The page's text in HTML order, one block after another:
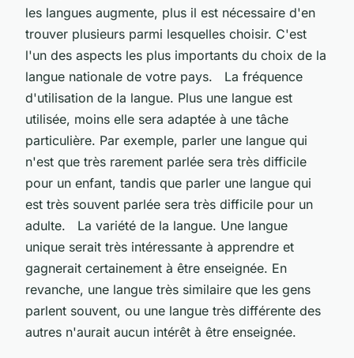
les langues augmente, plus il est nécessaire d'en
trouver plusieurs parmi lesquelles choisir. C'est
l'un des aspects les plus importants du choix de la
langue nationale de votre pays. La fréquence
d'utilisation de la langue. Plus une langue est
utilisée, moins elle sera adaptée à une tâche
particulière. Par exemple, parler une langue qui
n'est que très rarement parlée sera très difficile
pour un enfant, tandis que parler une langue qui
est très souvent parlée sera très difficile pour un
adulte. La variété de la langue. Une langue
unique serait très intéressante à apprendre et
gagnerait certainement à être enseignée. En
revanche, une langue très similaire que les gens
parlent souvent, ou une langue très différente des
autres n'aurait aucun intérêt à être enseignée.